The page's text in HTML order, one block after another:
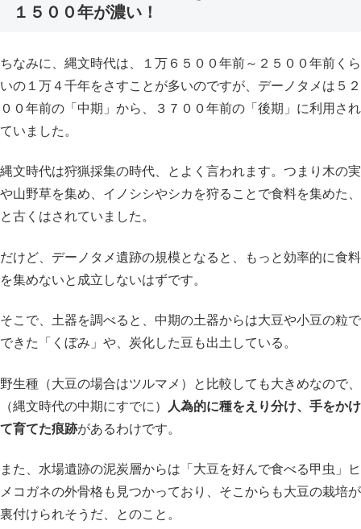
１５００年が濃い！
ちなみに、縄文時代は、１万６５００年前～２５００年前くら
いの１万４千年をさすことが多いのですが、デーノタメは５２
００年前の「中期」から、３７００年前の「後期」に利用され
ていました。
縄文時代は狩猟採集の時代、とよく言われます。つまり木の実
や山野草を集め、イノシシやシカを狩ることで食料を集めた、
と古くはされていました。
だけど、デーノタメ遺跡の規模となると、もっと効率的に食料
を集めないと成立しないはずです。
そこで、土器を調べると、中期の土器からは大豆や小豆の粒で
できた「くぼみ」や、炭化した豆も出土している。
野生種（大豆の場合はツルマメ）と比較しても大きめなので、
（縄文時代の中期にすでに）
人為的に種をえり分け、手をかけ
て育てた痕跡があるわけです。
また、水場遺跡の泥炭層からは「大豆を好んで食べる甲虫」ヒ
メコガネの外骨格も見つかっており、そこからも大豆の栽培が
裏付けられそうだ、とのこと。